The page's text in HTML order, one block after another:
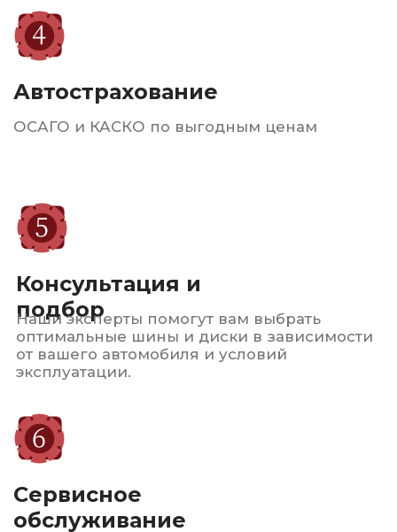
продлить срок их службы.
обслуживания, доступные цены
безопасность и комфорт
на дороге
клиентов.